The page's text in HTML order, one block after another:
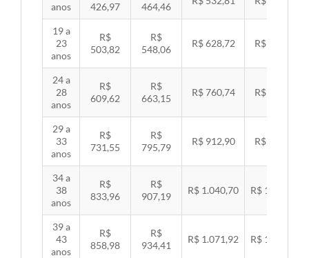
anos 426,97 464,46
19 a
23
anos
R$
503,82
R$
548,06
R$ 628,72 R$ 647,89
24 a
28
anos
R$
609,62
R$
663,15
R$ 760,74 R$ 783,94
29 a
33
anos
R$
731,55
R$
795,79
R$ 912,90 R$ 940,74
34 a
38
anos
R$
833,96
R$
907,19
R$ 1.040,70 R$ 1.072,43
39 a
43
anos
R$
858,98
R$
934,41
R$ 1.071,92 R$ 1.104,60